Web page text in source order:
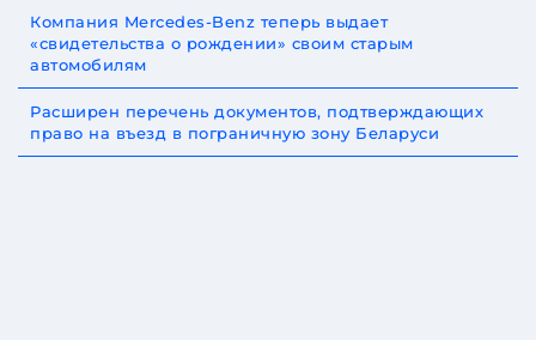
Компания Mercedes-Benz теперь выдает
«свидетельства о рождении» своим старым
автомобилям
Расширен перечень документов, подтверждающих
право на въезд в пограничную зону Беларуси